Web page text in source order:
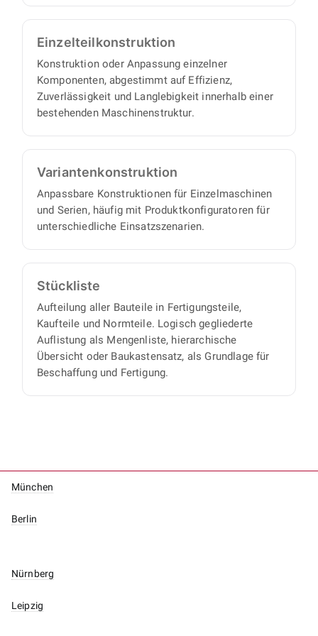
Einzelteil­konstruktion
Konstruktion oder Anpassung einzelner
Komponenten, abgestimmt auf Effizienz,
Zuverlässigkeit und Langlebigkeit innerhalb einer
bestehenden Maschinenstruktur.
Varianten­konstruktion
Anpassbare Konstruktionen für Einzelmaschinen
und Serien, häufig mit Produktkonfiguratoren für
unterschiedliche Einsatzszenarien.
Stückliste
Aufteilung aller Bauteile in Fertigungsteile,
Kaufteile und Normteile. Logisch gegliederte
Auflistung als Mengenliste, hierarchische
Übersicht oder Baukastensatz, als Grundlage für
Beschaffung und Fertigung.
München
Berlin
Nürnberg
Leipzig